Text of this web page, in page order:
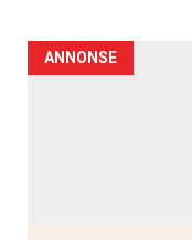
ANNONSE